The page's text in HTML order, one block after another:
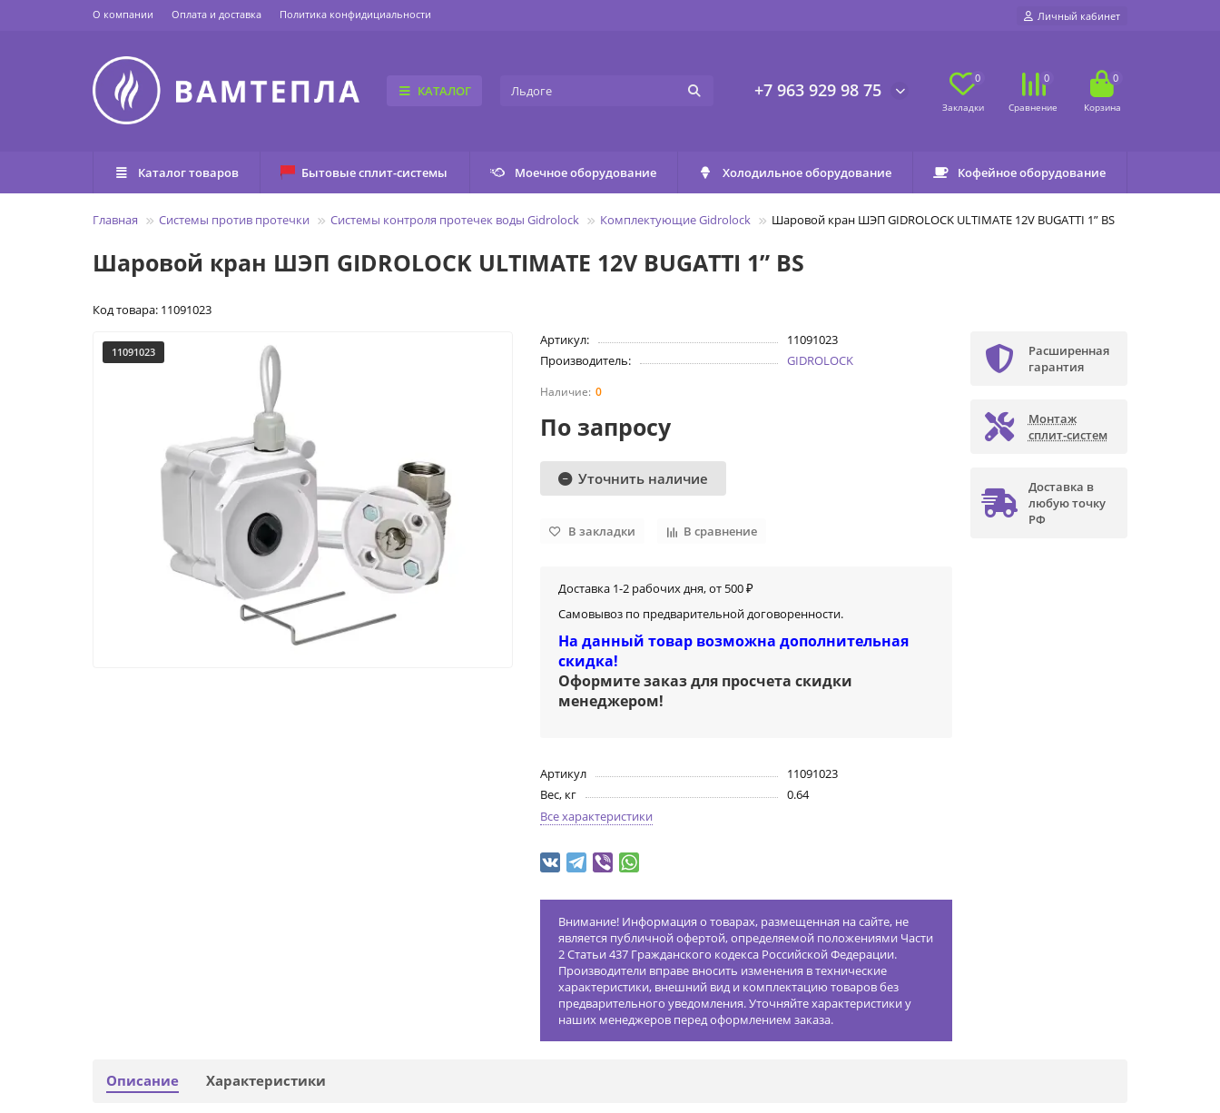
О компании Оплата и доставка Политика конфидициальности Личный кабинет
КАТАЛОГ +7 963 929 98 75
0 0 0
Каталог товаров Бытовые сплит-системы Моечное оборудование Холодильное оборудование Кофейное оборудование
Главная Системы против протечки Системы контроля протечек воды Gidrolock Комплектующие Gidrolock Шаровой кран ШЭП GIDROLOCK ULTIMATE 12V BUGATTI 1” BS
Шаровой кран ШЭП GIDROLOCK ULTIMATE 12V BUGATTI 1” BS
Код товара: 11091023
11091023
Артикул:
11091023
Производитель:
GIDROLOCK
0
По запросу
Уточнить наличие
В закладки В сравнение
Доставка 1-2 рабочих дня, от 500 ₽
Самовывоз по предварительной договоренности.
На данный товар возможна дополнительная
скидка!
Оформите заказ для просчета скидки
менеджером!
Артикул
11091023
Вес, кг
0.64
Все характеристики
Внимание! Информация о товарах, размещенная на сайте, не
является публичной офертой, определяемой положениями Части
2 Статьи 437 Гражданского кодекса Российской Федерации.
Производители вправе вносить изменения в технические
характеристики, внешний вид и комплектацию товаров без
предварительного уведомления. Уточняйте характеристики у
наших менеджеров перед оформлением заказа.
Расширенная
гарантия
Монтаж
сплит-систем
Доставка в
любую точку
РФ
Описание Характеристики